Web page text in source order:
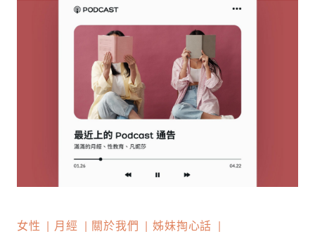
女性 月經 關於我們
姊妹掏心話